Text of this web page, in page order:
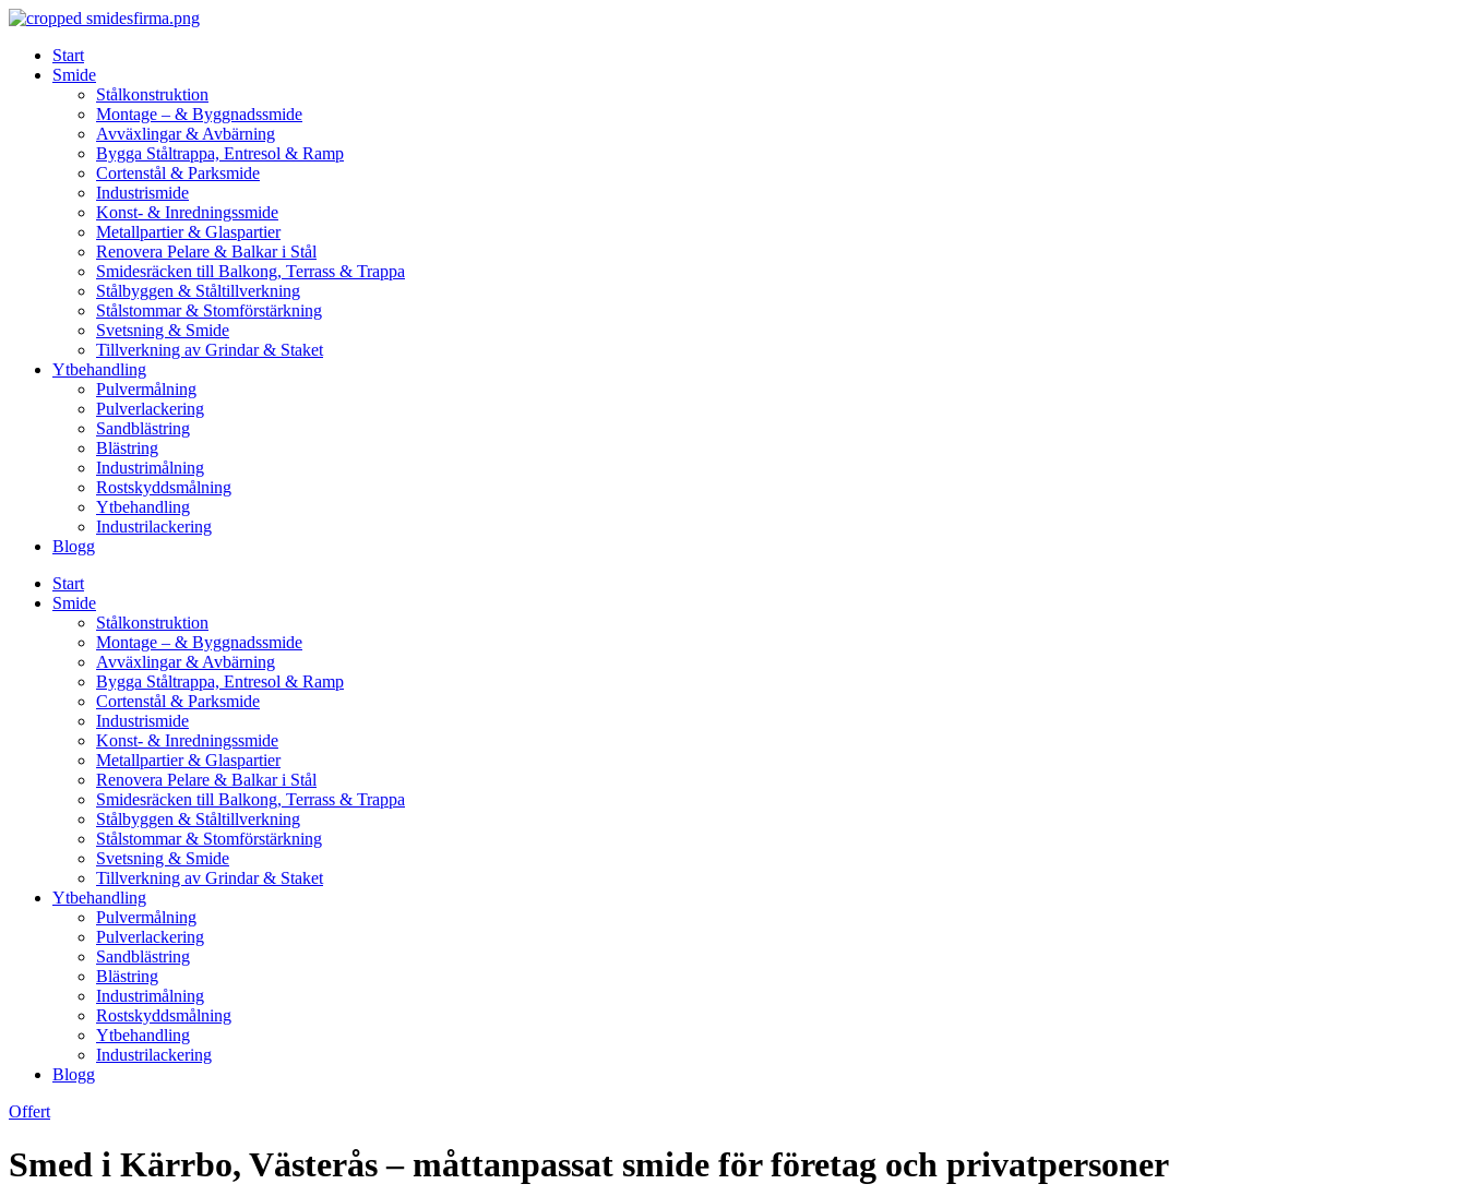
Skip
contentStart
Smide
Stålkonstruktion
Montage – & Byggnadssmide
Avväxlingar & Avbärning
Bygga Ståltrappa, Entresol & Ramp
Cortenstål & Parksmide
Industrismide
Konst- & Inredningssmide
Metallpartier & Glaspartier
Renovera Pelare & Balkar i Stål
Smidesräcken till Balkong, Terrass & Trappa
Stålbyggen & Ståltillverkning
Stålstommar & Stomförstärkning
Svetsning & Smide
Tillverkning av Grindar & Staket
Ytbehandling
Pulvermålning
Pulverlackering
Sandblästring
Blästring
Industrimålning
Rostskyddsmålning
Ytbehandling
Industrilackering
Blogg
Start
Smide
Stålkonstruktion
Montage – & Byggnadssmide
Avväxlingar & Avbärning
Bygga Ståltrappa, Entresol & Ramp
Cortenstål & Parksmide
Industrismide
Konst- & Inredningssmide
Metallpartier & Glaspartier
Renovera Pelare & Balkar i Stål
Smidesräcken till Balkong, Terrass & Trappa
Stålbyggen & Ståltillverkning
Stålstommar & Stomförstärkning
Svetsning & Smide
Tillverkning av Grindar & Staket
Ytbehandling
Pulvermålning
Pulverlackering
Sandblästring
Blästring
Industrimålning
Rostskyddsmålning
Ytbehandling
Industrilackering
Blogg
Offert
Smed i Kärrbo, Västerås – måttanpassat smide för företag och privatpersoner